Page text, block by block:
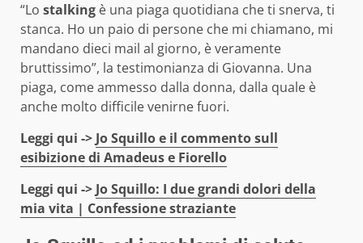
“Lo stalking è una piaga quotidiana che ti snerva, ti
stanca. Ho un paio di persone che mi chiamano, mi
mandano dieci mail al giorno, è veramente
bruttissimo”, la testimonianza di Giovanna. Una
piaga, come ammesso dalla donna, dalla quale è
anche molto difficile venirne fuori.
Leggi qui ->Jo Squillo e il commento sull
esibizione di Amadeus e Fiorello
Leggi qui ->Jo Squillo: I due grandi dolori della
mia vita | Confessione straziante